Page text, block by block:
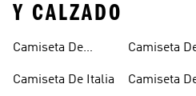
Y CALZADO
Camiseta De
Camiseta De Italia
Camiseta
Camiseta